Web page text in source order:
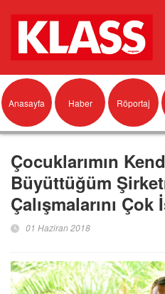
Anasayfa Haber Röportaj
Çocuklarımın
Büyüttüğüm
Çalışmalarını Çok
01 Haziran 2018